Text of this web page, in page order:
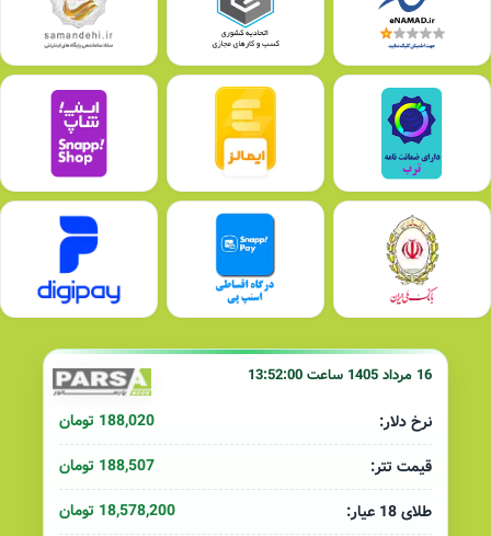
16 مرداد 1405 ساعت 13:52:00
نرخ دلار:
188,020 تومان
قیمت تتر:
188,507 تومان
طلای 18 عیار:
18,578,200 تومان